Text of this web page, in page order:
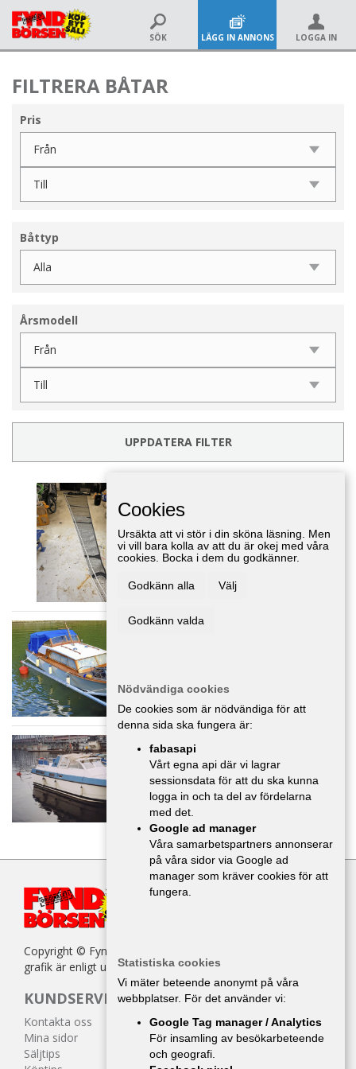
SÖK LÄGG IN ANNONS LOGGA IN
FILTRERA BÅTAR
Pris
Båttyp
Årsmodell
UPPDATERA FILTER
Båtar
600 :-
Träbåt säljes - överlåtes
Beauford 800 comfort -78
Båtar,Stockholm
60 000 :-
Copyright © Fyndbörsen. All kopiering av texter, bilder eller
grafik är enligt upphovsrättslagen förbjuden.
KUNDSERVICE
Kontakta oss
Mina sidor
Säljtips
Cookies
Ursäkta att vi stör i din sköna läsning. Men
vi vill bara kolla av att du är okej med våra
cookies. Bocka i dem du godkänner.
Godkänn alla Välj
Godkänn valda
Nödvändiga cookies
De cookies som är nödvändiga för att
denna sida ska fungera är:
fabasapi
Vårt egna api där vi lagrar
sessionsdata för att du ska kunna
logga in och ta del av fördelarna
med det.
Google ad manager
Våra samarbetspartners annonserar
på våra sidor via Google ad
manager som kräver cookies för att
fungera.
Statistiska cookies
Vi mäter beteende anonymt på våra
webbplatser. För det använder vi:
Google Tag manager / Analytics
För insamling av besökarbeteende
och geografi.